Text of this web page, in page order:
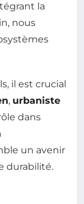
la
nous
il est crucial
, urbaniste
dans
un avenir
durabilité.